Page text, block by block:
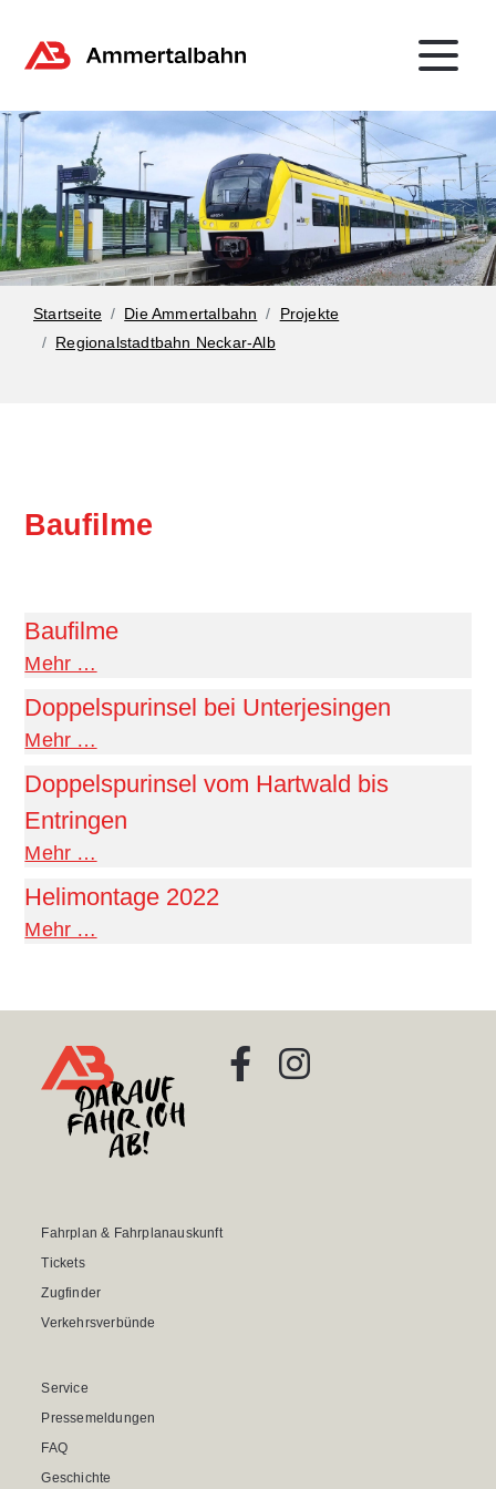
Startseite Die Ammertalbahn
Projekte
Regionalstadtbahn Neckar-Alb
Baufilme
Baufilme
Mehr …
Doppelspurinsel bei Unterjesingen
Mehr …
Doppelspurinsel vom Hartwald bis
Entringen
Mehr …
Helimontage 2022
Mehr …
Fahrplan & Fahrplanauskunft
Tickets
Zugfinder
Verkehrsverbünde
Service
Pressemeldungen
FAQ
Geschichte